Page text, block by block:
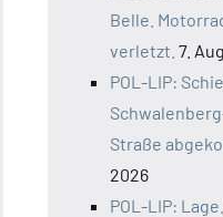
Belle.
verletzt. 7.
POL-LIP:
Straße
2026
POL-LIP: